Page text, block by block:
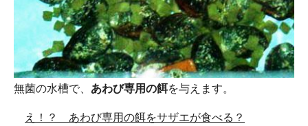
無菌の水槽で、 あわび専用の餌を与えます。
え！？ あわび専用の餌をサザエが食べる？